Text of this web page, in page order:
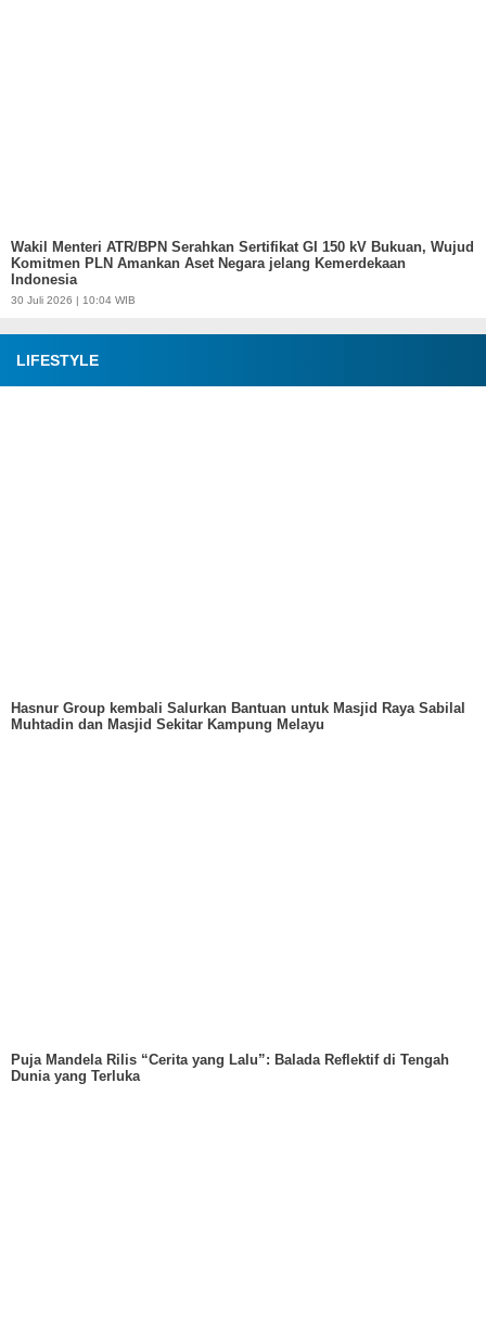
Wakil Menteri ATR/BPN Serahkan Sertifikat GI 150 kV Bukuan, Wujud
Komitmen PLN Amankan Aset Negara jelang Kemerdekaan
Indonesia
30 Juli 2026 | 10:04 WIB
LIFESTYLE
Hasnur Group kembali Salurkan Bantuan untuk Masjid Raya Sabilal
Muhtadin dan Masjid Sekitar Kampung Melayu
Puja Mandela Rilis “Cerita yang Lalu”: Balada Reflektif di Tengah
Dunia yang Terluka